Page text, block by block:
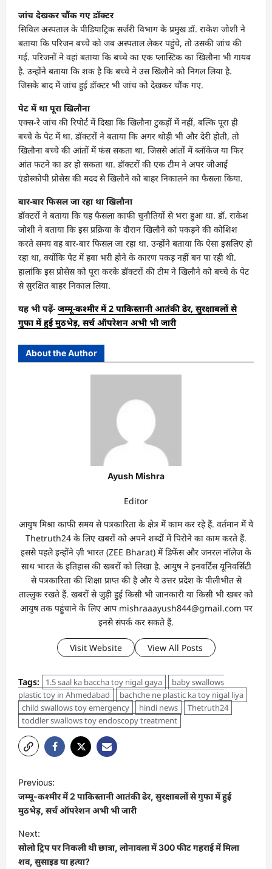
जांच देखकर चौंक गए डॉक्टर
सिविल अस्पताल के पीडियाट्रिक सर्जरी विभाग के प्रमुख डॉ. राकेश जोशी ने
बताया कि परिजन बच्चे को जब अस्पताल लेकर पहुंचे, तो उसकी जांच की
गई. परिजनों ने वहां बताया कि बच्चे का एक प्लास्टिक का खिलौना भी गायब
है. उन्होंने बताया कि शक है कि बच्चे ने उस खिलौने को निगल लिया है.
जिसके बाद में जांच हुई डॉक्टर भी जांच को देखकर चौंक गए.
पेट में था पूरा खिलौना
एक्स-रे जांच की रिपोर्ट में दिखा कि खिलौना टुकड़ों में नहीं, बल्कि पूरा ही
बच्चे के पेट में था. डॉक्टरों ने बताया कि अगर थोड़ी भी और देरी होती, तो
खिलौना बच्चे की आंतों में फंस सकता था. जिससे आंतों में ब्लॉकेज या फिर
आंत फटने का डर हो सकता था. डॉक्टरों की एक टीम ने अपर जीआई
एंडोस्कोपी प्रोसेस की मदद से खिलौने को बाहर निकालने का फैसला किया.
बार-बार फिसल जा रहा था खिलौना
डॉक्टरों ने बताया कि यह फैसला काफी चुनौतियों से भरा हुआ था. डॉ. राकेश
जोशी ने बताया कि इस प्रक्रिया के दौरान खिलौने को पकड़ने की कोशिश
करते समय वह बार-बार फिसल जा रहा था. उन्होंने बताया कि ऐसा इसलिए हो
रहा था, क्योंकि पेट में हवा भरी होने के कारण पकड़ नहीं बन पा रही थी.
हालांकि इस प्रोसेस को पूरा करके डॉक्टरों की टीम ने खिलौने को बच्चे के पेट
से सुरक्षित बाहर निकाल लिया.
यह भी पढ़ें- जम्मू-कश्मीर में 2 पाकिस्तानी आतंकी ढेर, सुरक्षाबलों से
गुफा में हुई मुठभेड़, सर्च ऑपरेशन अभी भी जारी
About the Author
Ayush Mishra
Editor
आयुष मिश्रा काफी समय से पत्रकारिता के क्षेत्र में काम कर रहे हैं. वर्तमान में ये
Thetruth24 के लिए खबरों को अपने शब्दों में पिरोने का काम करते हैं.
इससे पहले इन्होंने ज़ी भारत (ZEE Bharat) में डिफेंस और जनरल नॉलेज के
साथ भारत के इतिहास की खबरों को लिखा है. आयुष ने इनवर्टिस यूनिवर्सिटी
से पत्रकारिता की शिक्षा प्राप्त की है और ये उत्तर प्रदेश के पीलीभीत से
ताल्लुक रखते हैं. खबरों से जुड़ी हुई किसी भी जानकारी या किसी भी खबर को
आयुष तक पहुंचाने के लिए आप mishraaayush844@gmail.com पर
इनसे संपर्क कर सकते हैं.
Visit Website View All Posts
Tags: 1.5 saal ka baccha toy nigal gaya
baby swallows
plastic toy in Ahmedabad
bachche ne plastic ka toy nigal liya
child swallows toy emergency
hindi news
Thetruth24
toddler swallows toy endoscopy treatment
Previous:
जम्मू-कश्मीर में 2 पाकिस्तानी आतंकी ढेर, सुरक्षाबलों से गुफा में हुई
मुठभेड़, सर्च ऑपरेशन अभी भी जारी
Next:
सोलो ट्रिप पर निकली थी छात्रा, लोनावला में 300 फीट गहराई में मिला
शव, सुसाइड या हत्या?